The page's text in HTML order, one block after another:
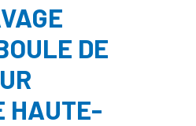
DE
HAUTE-